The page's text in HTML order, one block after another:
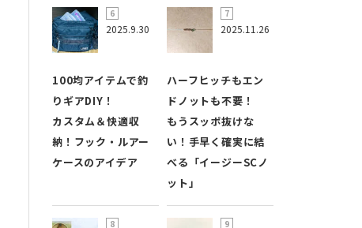
2025.9.30
100均アイテムで釣
りギアDIY！
カスタム＆快適収
納！フック・ルアー
ケースのアイデア
2025.11.26
ハーフヒッチもエン
ドノットも不要！
もうスッポ抜けな
い！手早く確実に結
べる「イージーSCノ
ット」